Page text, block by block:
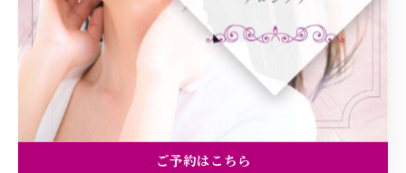
けられる体制が整っており、不安や疑問にもすぐ対応で
きる環境が好評です。初心者の方でも安心してスタート
できる点が、リピーターの多い理由です。
耳つぼ施術でリバウンドしにくい工夫とは
耳つぼ施術がリバウンドしにくい理由は、「自律神経や
ご予約はこちら